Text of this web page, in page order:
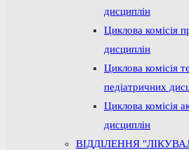
дисциплін
Циклова комісія
дисциплін
Циклова комісія
педіатричних
Циклова комісія
дисциплін
ВІДДІЛЕННЯ